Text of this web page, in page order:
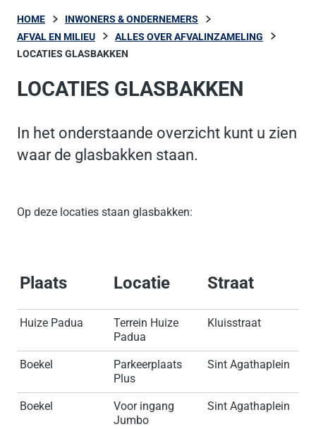
HOME
INWONERS & ONDERNEMERS
AFVAL EN MILIEU
ALLES OVER AFVALINZAMELING
LOCATIES GLASBAKKEN
LOCATIES GLASBAKKEN
In het onderstaande overzicht kunt u zien
waar de glasbakken staan.
Op deze locaties staan glasbakken:
Plaats Locatie Straat
Huize Padua
Terrein Huize
Padua
Kluisstraat
Boekel
Parkeerplaats
Plus
Sint Agathaplein
Boekel
Voor ingang
Jumbo
Sint Agathaplein